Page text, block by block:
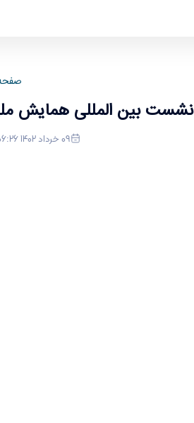
اندازهای آموزش و
نشست بین المللی همایش
09 خرداد 1402 06:26